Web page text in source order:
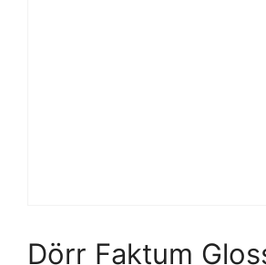
Dörr Faktum